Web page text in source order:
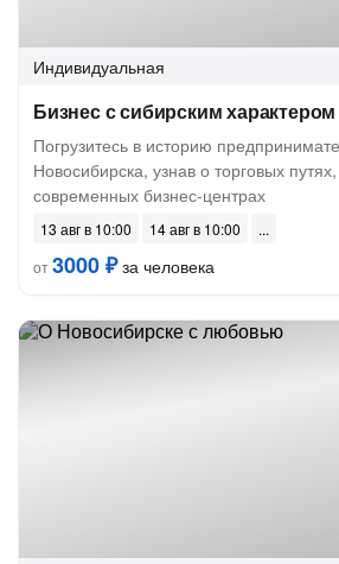
Индивидуальная
Бизнес с сибирским характером
Погрузитесь в историю
Новосибирска, узнав о торговых
современных бизнес-центрах
13 авг в 10:00
14 авг в 10:00
от3000 ₽за человека